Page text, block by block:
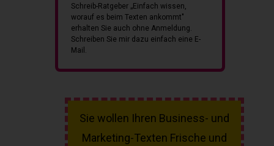
Schreib-Ratgeber „Einfach wissen,
worauf es beim Texten ankommt"
erhalten Sie auch ohne Anmeldung.
Schreiben Sie mir dazu einfach eine E-
Mail.
Sie wollen Ihren Business- und
Marketing-Texten Frische und